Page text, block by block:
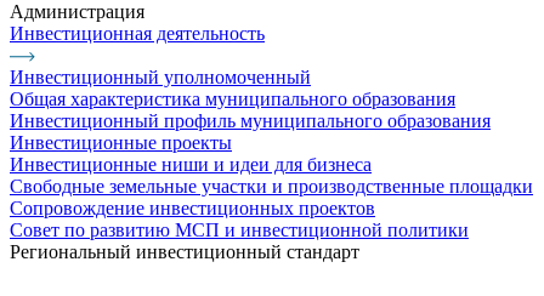
Администрация
Инвестиционная деятельность
Инвестиционный уполномоченный
Общая характеристика муниципального образования
Инвестиционный профиль муниципального образования
Инвестиционные проекты
Инвестиционные ниши и идеи для бизнеса
Свободные земельные участки и производственные площадки
Сопровождение инвестиционных проектов
Совет по развитию МСП и инвестиционной политики
Региональный инвестиционный стандарт